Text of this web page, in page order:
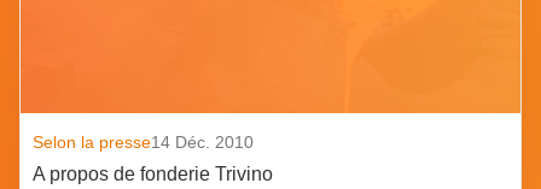
Selon la presse14 Déc. 2010
A propos de fonderie Trivino